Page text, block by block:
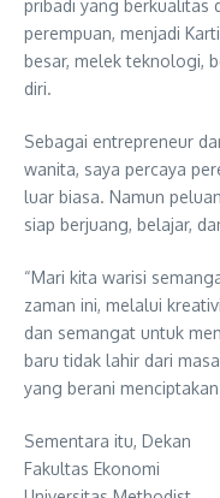
pribadi yang berkualitas
perempuan, menjadi
besar, melek teknologi,
diri.
Sebagai entrepreneur
wanita, saya percaya
luar biasa. Namun
siap berjuang, belajar,
“Mari kita warisi
zaman ini, melalui
dan semangat untuk
baru tidak lahir dari
yang berani
Sementara itu, Dekan
Fakultas Ekonomi